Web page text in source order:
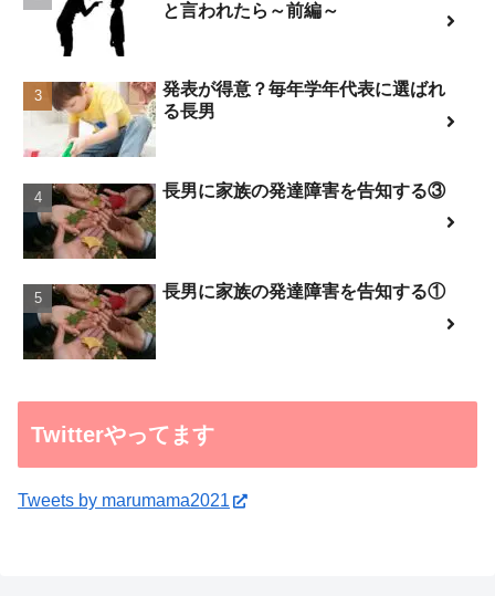
と言われたら～前編～
発表が得意？毎年学年代表に選ばれ
る長男
長男に家族の発達障害を告知する③
長男に家族の発達障害を告知する①
Twitterやってます
Tweets by marumama2021